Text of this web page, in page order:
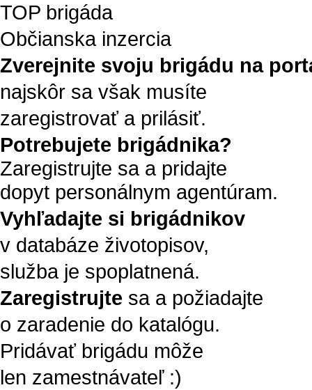
TOP brigáda
Občianska inzercia
Zverejnite svoju brigádu na
najskôr sa však musíte
zaregistrovať a prilásiť.
Potrebujete brigádnika?
Zaregistrujte sa a pridajte
dopyt personálnym agentúram.
Vyhľadajte si brigádnikov
v databáze životopisov,
služba je spoplatnená.
Zaregistrujte sa a požiadajte
o zaradenie do katalógu.
Pridávať brigádu môže
len zamestnávateľ :)